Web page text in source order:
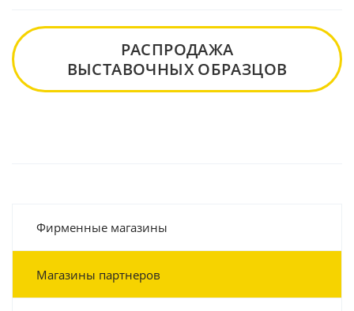
РАСПРОДАЖА
ВЫСТАВОЧНЫХ ОБРАЗЦОВ
Фирменные магазины
Магазины партнеров